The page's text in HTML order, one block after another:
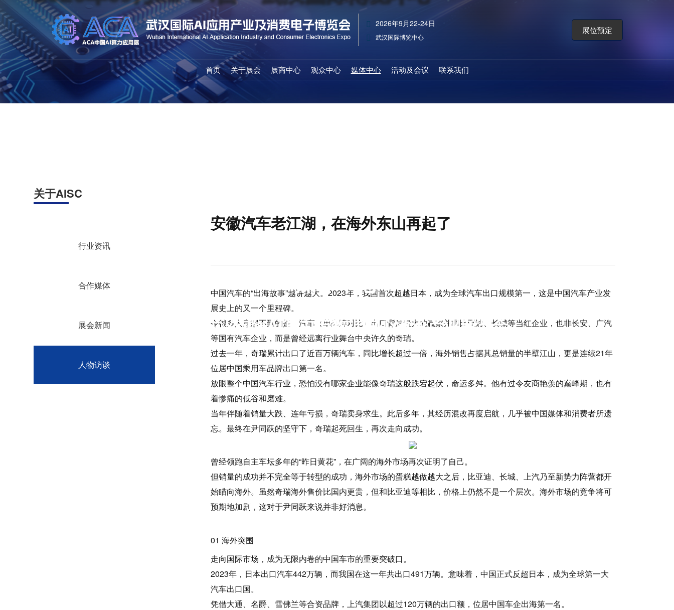
2026年9月22-24日
武汉国际博览中心
展位预定
首页
关于展会
收费标准
展商中心
展馆布局
观众中心
推荐展商
媒体中心
合作媒体
活动及会议
活动及会议
联系我们
媒体中心
2026武汉国际AI算力与数据中心液冷产业展览会
关于AISC
行业资讯
合作媒体
展会新闻
人物访谈
安徽汽车老江湖，在海外东山再起了
中国汽车的“出海故事”越讲越大。2023年，我国首次超越日本，成为全球汽车出口规模第一，这是中国汽车产业发
展史上的又一个里程碑。
令很多人意想不到的是，汽车（单品牌对比）出口背后最大的赢家并非比亚迪、长城等当红企业，也非长安、广汽
等国有汽车企业，而是曾经远离行业舞台中央许久的奇瑞。
过去一年，奇瑞累计出口了近百万辆汽车，同比增长超过一倍，海外销售占据其总销量的半壁江山，更是连续21年
位居中国乘用车品牌出口第一名。
放眼整个中国汽车行业，恐怕没有哪家企业能像奇瑞这般跌宕起伏，命运多舛。他有过令友商艳羡的巅峰期，也有
着惨痛的低谷和磨难。
当年伴随着销量大跌、连年亏损，奇瑞卖身求生。此后多年，其经历混改再度启航，几乎被中国媒体和消费者所遗
忘。最终在尹同跃的坚守下，奇瑞起死回生，再次走向成功。
曾经领跑自主车坛多年的“昨日黄花”，在广阔的海外市场再次证明了自己。
但销量的成功并不完全等于转型的成功，海外市场的蛋糕越做越大之后，比亚迪、长城、上汽乃至新势力阵营都开
始瞄向海外。虽然奇瑞海外售价比国内更贵，但和比亚迪等相比，价格上仍然不是一个层次。海外市场的竞争将可
预期地加剧，这对于尹同跃来说并非好消息。
01 海外突围
走向国际市场，成为无限内卷的中国车市的重要突破口。
2023年，日本出口汽车442万辆，而我国在这一年共出口491万辆。意味着，中国正式反超日本，成为全球第一大
汽车出口国。
凭借大通、名爵、雪佛兰等合资品牌，上汽集团以超过120万辆的出口额，位居中国车企出海第一名。